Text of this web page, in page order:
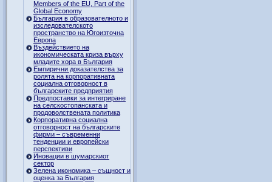
Members of the EU, Part of the
Global Economy
България в образователното и
изследователското
пространство на Югоизточна
Европа
Въздействието на
икономическата криза върху
младите хора в България
Емпирични доказателства за
ролята на корпоративната
социална отговорност в
българските предприятия
Предпоставки за интегриране
на селскостопанската и
продоволствената политика
Корпоративна социална
отговорност на българските
фирми – съвременни
тенденции и европейски
перспективи
Иновации в шумарскиот
сектор
Зелена икономика – същност и
оценка за България